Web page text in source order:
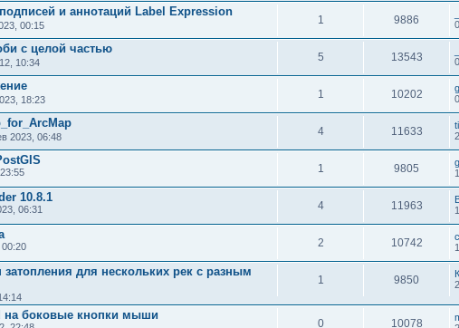
и аннотаций Label Expression
00:15 1 9886
с целой частью
10:34 5 13543
18:23 1 10202
2023, 06:48 4 11633
1 9805
10.8.1
06:31 4 11963
2 10742
для нескольких рек с разным
1 9850
на боковые кнопки мыши
0 10078